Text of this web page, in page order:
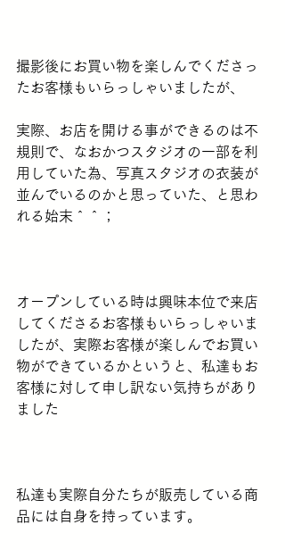
撮影後にお買い物を楽しんでくださっ
たお客様もいらっしゃいましたが、
実際、お店を開ける事ができるのは不
規則で、なおかつスタジオの一部を利
用していた為、写真スタジオの衣装が
並んでいるのかと思っていた、と思わ
れる始末＾＾；
オープンしている時は興味本位で来店
してくださるお客様もいらっしゃいま
したが、実際お客様が楽しんでお買い
物ができているかというと、私達もお
客様に対して申し訳ない気持ちがあり
ました
私達も実際自分たちが販売している商
品には自身を持っています。